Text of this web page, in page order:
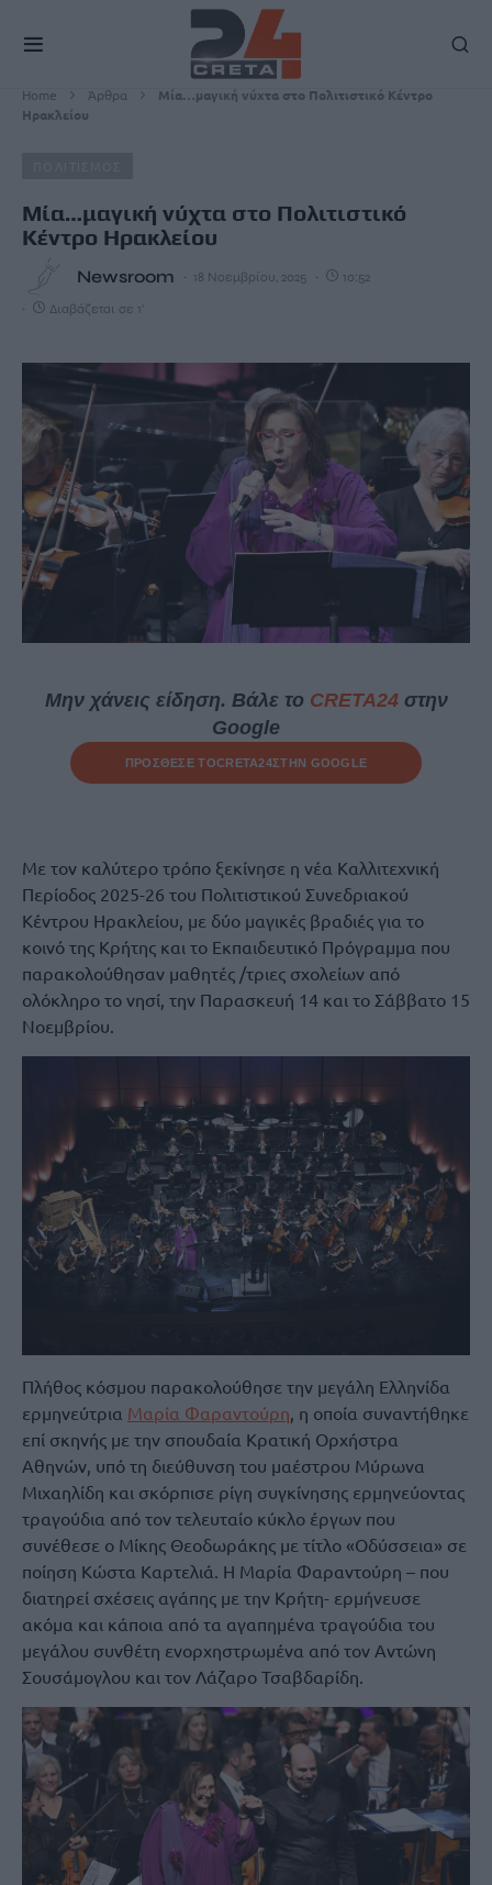
Home Άρθρα
Μία…μαγική νύχτα στο Πολιτιστικό Κέντρο
Ηρακλείου
Μία…μαγική νύχτα στο Πολιτιστικό
Κέντρο Ηρακλείου
Newsroom 18 Νοεμβρίου, 2025 10:52
Διαβάζεται σε 1'
Μην χάνεις είδηση. Βάλε το CRETA24στην
Google
ΠΡΟΣΘΕΣΕ ΤΟCRETA24ΣΤΗΝ GOOGLE
Με τον καλύτερο τρόπο ξεκίνησε η νέα Καλλιτεχνική
Περίοδος 2025-26 του Πολιτιστικού Συνεδριακού
Κέντρου Ηρακλείου, με δύο μαγικές βραδιές για το
κοινό της Κρήτης και το Εκπαιδευτικό Πρόγραμμα που
παρακολούθησαν μαθητές /τριες σχολείων από
ολόκληρο το νησί, την Παρασκευή 14 και το Σάββατο 15
Νοεμβρίου.
Πλήθος κόσμου παρακολούθησε την μεγάλη Ελληνίδα
ερμηνεύτρια Μαρία Φαραντούρη, η οποία συναντήθηκε
επί σκηνής με την σπουδαία Κρατική Ορχήστρα
Αθηνών, υπό τη διεύθυνση του μαέστρου Μύρωνα
Μιχαηλίδη και σκόρπισε ρίγη συγκίνησης ερμηνεύοντας
τραγούδια από τον τελευταίο κύκλο έργων που
συνέθεσε ο Μίκης Θεοδωράκης με τίτλο «Οδύσσεια» σε
ποίηση Κώστα Καρτελιά. Η Μαρία Φαραντούρη – που
διατηρεί σχέσεις αγάπης με την Κρήτη- ερμήνευσε
ακόμα και κάποια από τα αγαπημένα τραγούδια του
μεγάλου συνθέτη ενορχηστρωμένα από τον Αντώνη
Σουσάμογλου και τον Λάζαρο Τσαβδαρίδη.